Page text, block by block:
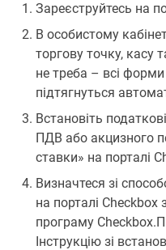
Зареєструйтесь на
В особистому
торгову точку, касу
не треба – всі
підтягнуться
Встановіть
ПДВ або акцизного
ставки» на порталі
Визначтеся зі
на порталі Checkbox
програму
Інструкцію зі